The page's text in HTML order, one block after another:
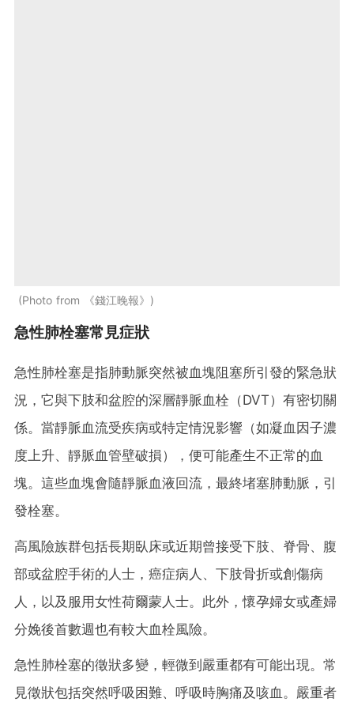
Photo from 《錢江晚報》
急性肺栓塞常見症狀
急性肺栓塞是指肺動脈突然被血塊阻塞所引發的緊急狀
況，它與下肢和盆腔的深層靜脈血栓（DVT）有密切關
係。當靜脈血流受疾病或特定情況影響（如凝血因子濃
度上升、靜脈血管壁破損），便可能產生不正常的血
塊。這些血塊會隨靜脈血液回流，最終堵塞肺動脈，引
發栓塞。
高風險族群包括長期臥床或近期曾接受下肢、脊骨、腹
部或盆腔手術的人士，癌症病人、下肢骨折或創傷病
人，以及服用女性荷爾蒙人士。此外，懷孕婦女或產婦
分娩後首數週也有較大血栓風險。
急性肺栓塞的徵狀多變，輕微到嚴重都有可能出現。常
見徵狀包括突然呼吸困難、呼吸時胸痛及咳血。嚴重者